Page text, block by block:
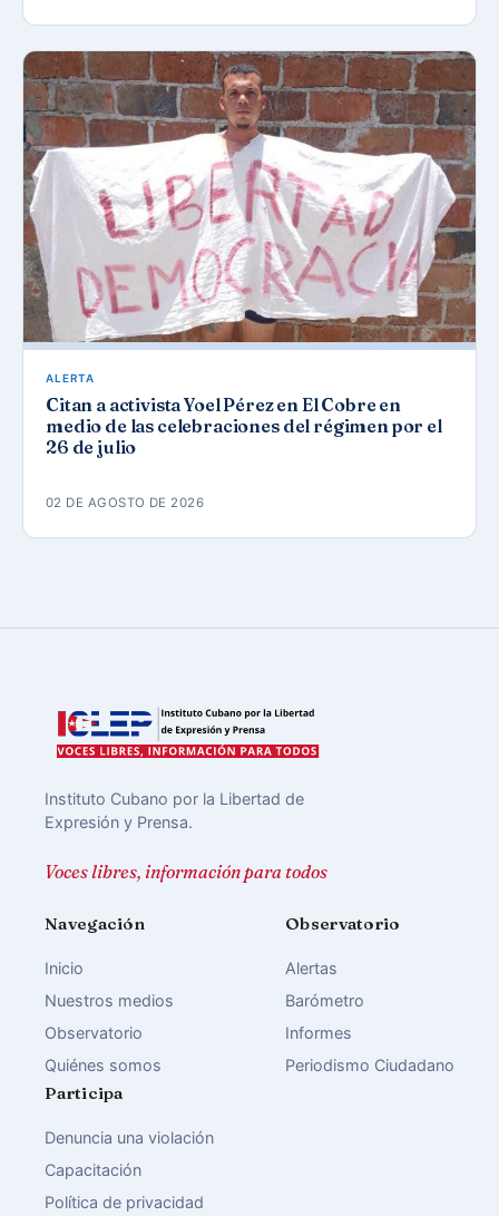
ALERTA
Citan a activista Yoel Pérez en El Cobre en
medio de las celebraciones del régimen por el
26 de julio
02 DE AGOSTO DE 2026
Instituto Cubano por la Libertad de
Expresión y Prensa.
Voces libres, información para todos
Navegación
Inicio
Nuestros medios
Observatorio
Quiénes somos
Observatorio
Alertas
Barómetro
Informes
Periodismo Ciudadano
Participa
Denuncia una violación
Capacitación
Política de privacidad